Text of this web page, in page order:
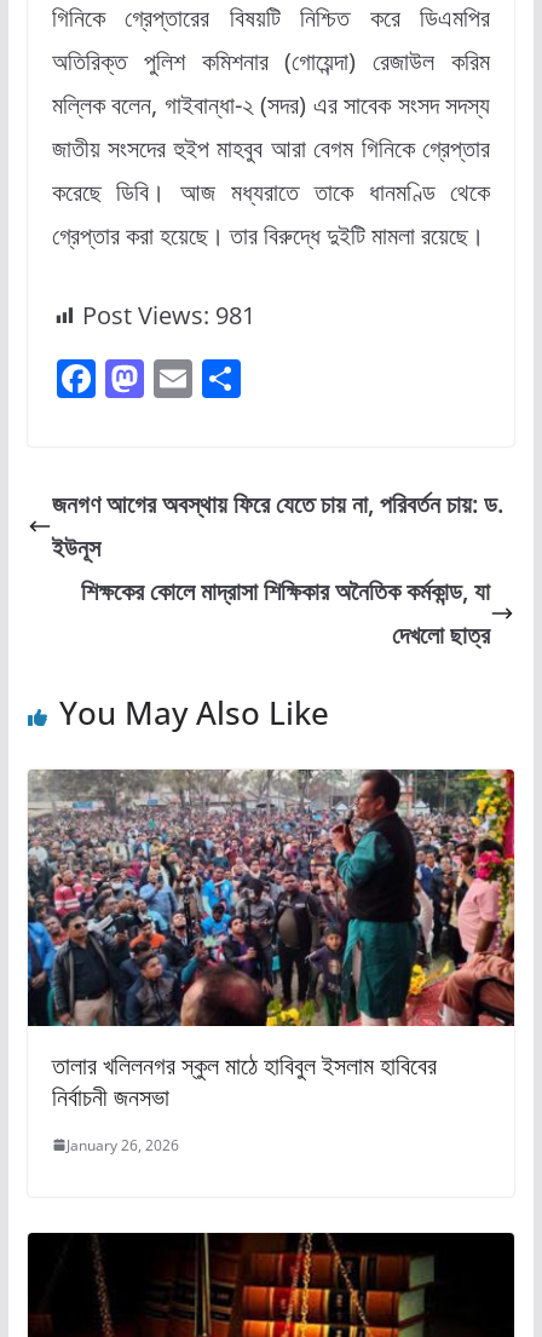
গিনিকে গ্রেপ্তারের বিষয়টি নিশ্চিত করে ডিএমপির
অতিরিক্ত পুলিশ কমিশনার (গোয়েন্দা) রেজাউল করিম
মল্লিক বলেন, গাইবান্ধা-২ (সদর) এর সাবেক সংসদ সদস্য
জাতীয় সংসদের হুইপ মাহবুব আরা বেগম গিনিকে গ্রেপ্তার
করেছে ডিবি। আজ মধ্যরাতে তাকে ধানমণ্ডি থেকে
গ্রেপ্তার করা হয়েছে। তার বিরুদ্ধে দুইটি মামলা রয়েছে।
Post Views: 981
F
e
b
o
o
M
o
o
n
E
l
S
e
জনগণ আগের অবস্থায় ফিরে যেতে চায় না, পরিবর্তন চায়: ড.
ইউনূস
শিক্ষকের কোলে মাদ্রাসা শিক্ষিকার অনৈতিক কর্মকান্ড, যা
দেখলো ছাত্র
You May Also Like
তালার খলিলনগর স্কুল মাঠে হাবিবুল ইসলাম হাবিবের
নির্বাচনী জনসভা
January 26, 2026